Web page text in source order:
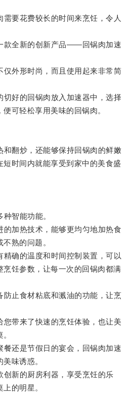
要花费较长的时间来烹饪，令人
全新的创新产品——回锅肉加速
外形时尚，而且使用起来非常简
好的回锅肉放入加速器中，选择
可轻松享用美味的回锅肉。
翻炒，还能够保持回锅肉的鲜嫩
短时间内就能享受到家中的美食盛
智能功能。
加热技术，能够更均匀地加热食
熟的问题。
确的温度和时间控制装置，可以
烹饪参数，让每一次的回锅肉都满
止食材粘底和溅油的功能，让烹
带来了快速的烹饪体验，也让美
还是节假日的宴会，回锅肉加速
味诱惑。
新的厨房利器，享受烹饪的乐
的明星。